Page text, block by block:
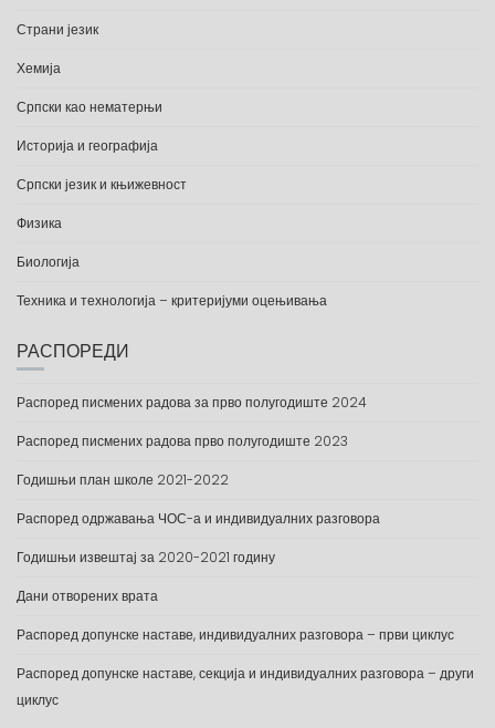
Страни језик
Хемија
Српски као нематерњи
Историја и географија
Српски језик и књижевност
Физика
Биологија
Техника и технологија – критеријуми оцењивања
РАСПОРЕДИ
Распоред писмених радова за прво полугодиште 2024
Распоред писмених радова прво полугодиште 2023
Годишњи план школе 2021-2022
Распоред одржавања ЧОС-а и индивидуалних разговора
Годишњи извештај за 2020-2021 годину
Дани отворених врата
Распоред допунске наставе, индивидуалних разговора – први циклус
Распоред допунске наставе, секција и индивидуалних разговора – други
циклус